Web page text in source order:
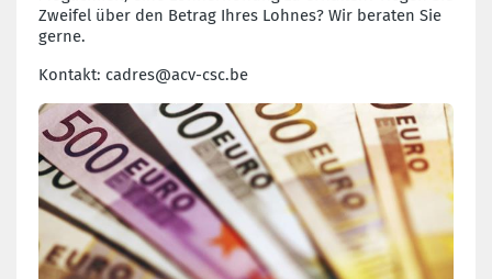
Zweifel über den Betrag Ihres Lohnes? Wir beraten Sie
gerne.
Kontakt: cadres@acv-csc.be